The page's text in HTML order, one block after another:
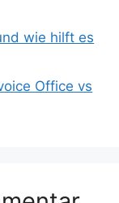
wie hilft es
Office vs